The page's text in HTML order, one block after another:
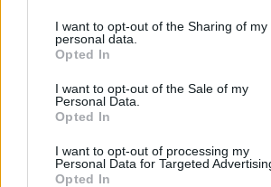
I want to opt-out of the Sharing of my
personal data.
Opted In
I want to opt-out of the Sale of my
Personal Data.
Opted In
I want to opt-out of processing my
Personal Data for Targeted
Opted In